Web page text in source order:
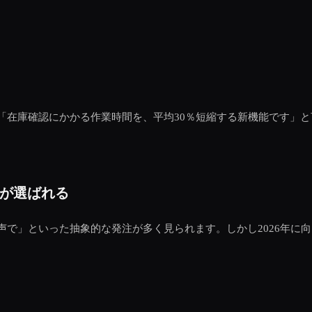
庫確認にかかる作業時間を、平均30％短縮する新機能です」
選ばれる
」といった抽象的な発注が多く見られます。しかし2026年に